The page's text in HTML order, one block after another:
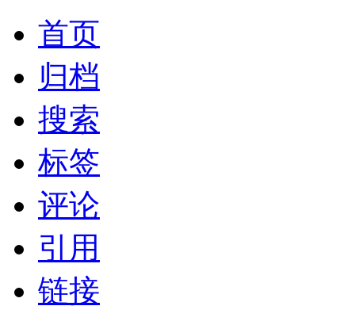
首页
归档
搜索
标签
评论
引用
链接